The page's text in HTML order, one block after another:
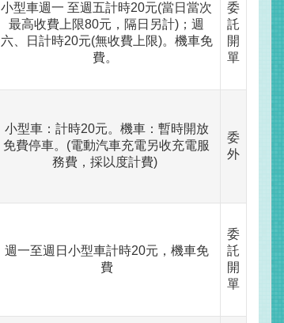
小型車週一 至週五計時20元(當日當次
最高收費上限80元，隔日另計)；週
六、日計時20元(無收費上限)。機車免
費。
委
託
開
單
小型車：計時20元。機車：暫時開放
免費停車。(電動汽車充電另收充電服
務費，採以度計費)
委
外
週一至週日小型車計時20元，機車免
費
委
託
開
單